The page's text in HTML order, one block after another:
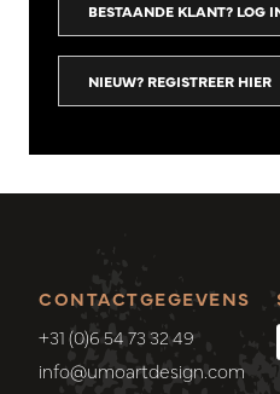
BESTAANDE KLANT? LOG
NIEUW? REGISTREER HIER
CONTACTGEGEVENS
+31 (0)6 54 73 32 49
info@umoartdesign.com